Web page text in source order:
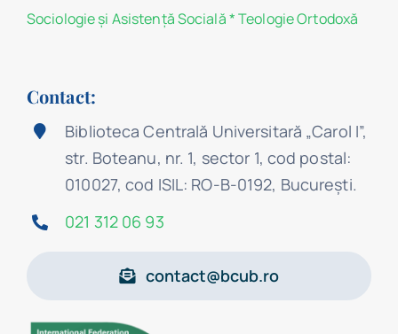
Sociologie şi Asistenţă Socială*Teologie Ortodoxă
Contact:
Biblioteca Centrală Universitară „Carol I”,
str. Boteanu, nr. 1, sector 1, cod postal:
010027, cod ISIL: RO-B-0192, Bucureşti.
021 312 06 93
contact@bcub.ro